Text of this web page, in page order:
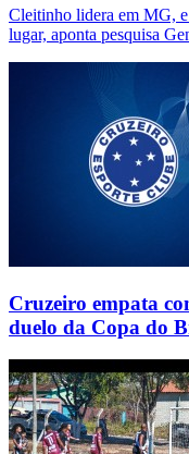
Cleitinho lidera em MG,
lugar, aponta pesquisa
Cruzeiro empata
duelo da Copa do